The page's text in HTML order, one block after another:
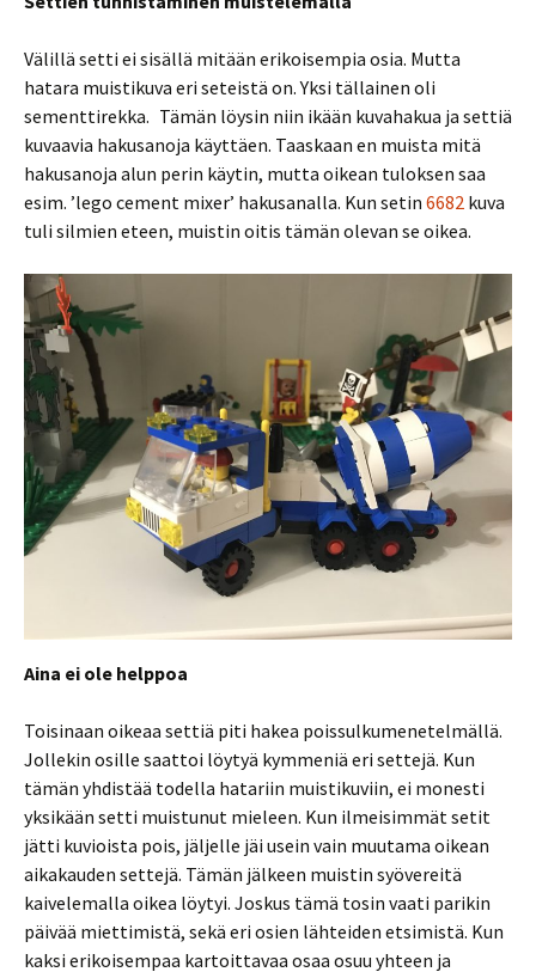
Välillä setti ei sisällä mitään erikoisempia osia. Mutta
hatara muistikuva eri seteistä on. Yksi tällainen oli
sementtirekka. Tämän löysin niin ikään kuvahakua ja settiä
kuvaavia hakusanoja käyttäen. Taaskaan en muista mitä
hakusanoja alun perin käytin, mutta oikean tuloksen saa
esim. ’lego cement mixer’ hakusanalla. Kun setin 6682 kuva
tuli silmien eteen, muistin oitis tämän olevan se oikea.
Aina ei ole helppoa
Toisinaan oikeaa settiä piti hakea poissulkumenetelmällä.
Jollekin osille saattoi löytyä kymmeniä eri settejä. Kun
tämän yhdistää todella hatariin muistikuviin, ei monesti
yksikään setti muistunut mieleen. Kun ilmeisimmät setit
jätti kuvioista pois, jäljelle jäi usein vain muutama oikean
aikakauden settejä. Tämän jälkeen muistin syövereitä
kaivelemalla oikea löytyi. Joskus tämä tosin vaati parikin
päivää miettimistä, sekä eri osien lähteiden etsimistä. Kun
kaksi erikoisempaa kartoittavaa osaa osuu yhteen ja